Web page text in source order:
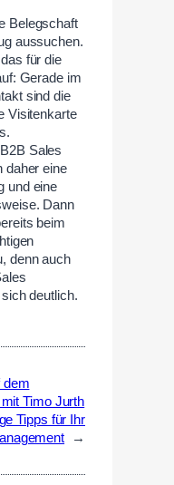
Belegschaft
aussuchen.
für die
Gerade im
sind die
Visitenkarte
Sales
daher eine
und eine
Dann
beim
denn auch
deutlich.
dem
Timo Jurth
Tipps für Ihr
→